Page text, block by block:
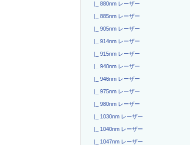
|_ 880nm レーザー
|_ 885nm レーザー
|_ 905nm レーザー
|_ 914nm レーザー
|_ 915nm レーザー
|_ 940nm レーザー
|_ 946nm レーザー
|_ 975nm レーザー
|_ 980nm レーザー
|_ 1030nm レーザー
|_ 1040nm レーザー
|_ 1047nm レーザー